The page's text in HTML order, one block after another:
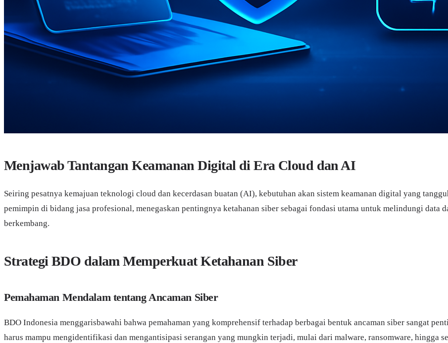
Menjawab Tantangan Keamanan Digital di Era Cloud dan AI
Seiring pesatnya kemajuan teknologi cloud dan kecerdasan buatan (AI), kebutuhan akan sistem keamanan digital yang
pemimpin di bidang jasa profesional, menegaskan pentingnya ketahanan siber sebagai fondasi utama untuk melindungi data
berkembang.
Strategi BDO dalam Memperkuat Ketahanan Siber
Pemahaman Mendalam tentang Ancaman Siber
BDO Indonesia menggarisbawahi bahwa pemahaman yang komprehensif terhadap berbagai bentuk ancaman siber sangat
harus mampu mengidentifikasi dan mengantisipasi serangan yang mungkin terjadi, mulai dari malware, ransomware, hingga